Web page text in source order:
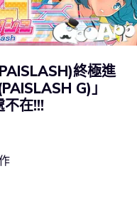
終極進
G)」
不在!!!